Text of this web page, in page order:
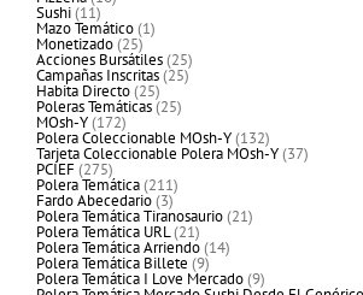
productos
Sushi 1111
productos
Mazo Temático 11
producto
Monetizado 2525
productos
Acciones Bursátiles 2525
productos
Campañas Inscritas 2525
productos
Habita Directo 2525
productos
Poleras Temáticas 2525
productos
MOsh-Y 172172
productos
Polera Coleccionable MOsh-Y 132132
productos
Tarjeta Coleccionable Polera MOsh-Y 3737
productos
PCIEF 275275
productos
Polera Temática 211211
productos
Fardo Abecedario 33
productos
Polera Temática Tiranosaurio 2121
productos
Polera Temática URL 2121
productos
Polera Temática Arriendo 1414
productos
Polera Temática Billete 99
productos
Polera Temática I Love Mercado 99